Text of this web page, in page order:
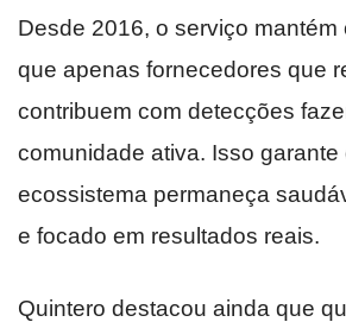
Desde 2016, o serviço mantém
que apenas fornecedores que
contribuem com detecções
comunidade ativa. Isso garante
ecossistema permaneça
e focado em resultados reais.
Quintero destacou ainda que